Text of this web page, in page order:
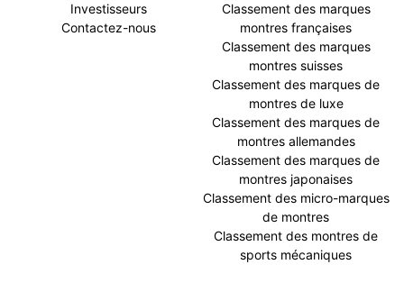
Investisseurs
Contactez-nous
Classement des marques
montres françaises
Classement des marques
montres suisses
Classement des marques de
montres de luxe
Classement des marques de
montres allemandes
Classement des marques de
montres japonaises
Classement des micro-marques
de montres
Classement des montres de
sports mécaniques